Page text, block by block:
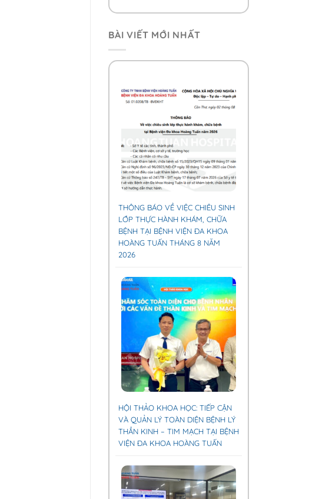
BÀI VIẾT MỚI NHẤT
THÔNG BÁO VỀ VIỆC CHIÊU SINH
LỚP THỰC HÀNH KHÁM, CHỮA
BỆNH TẠI BỆNH VIỆN ĐA KHOA
HOÀNG TUẤN THÁNG 8 NĂM
2026
HỘI THẢO KHOA HỌC: TIẾP CẬN
VÀ QUẢN LÝ TOÀN DIỆN BỆNH LÝ
THẦN KINH – TIM MẠCH TẠI BỆNH
VIỆN ĐA KHOA HOÀNG TUẤN